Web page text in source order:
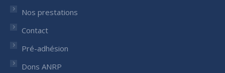
Nos prestations
Contact
Pré-adhésion
Dons ANRP